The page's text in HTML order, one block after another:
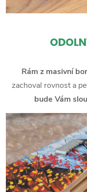
Rám z masivní
zachoval rovnost a
bude Vám